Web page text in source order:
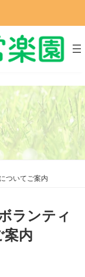
ついてご案内
ランティ
案内